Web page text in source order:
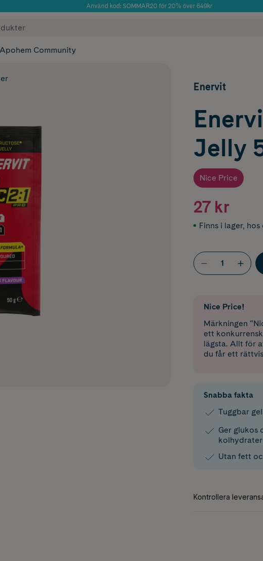
Använd kod: SOMMAR20 för 20% över 649kr
✓ Fri frakt
Apohem Community
Enervit
Jelly
Nice Price
27 kr
Finns i lager, hos
Nice Price!
Märkningen
ett
lägsta. Allt för
du får ett
Snabba fakta
Tuggbar
Ger glukos
kolhydrater
Utan fett